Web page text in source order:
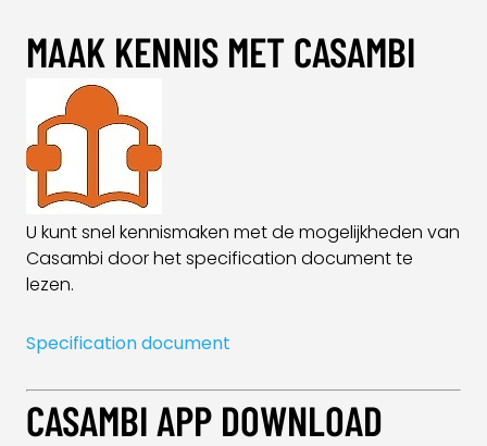
MAAK KENNIS MET CASAMBI
U kunt snel kennismaken met de mogelijkheden van
Casambi door het specification document te
lezen.
Specification document
CASAMBI APP DOWNLOAD